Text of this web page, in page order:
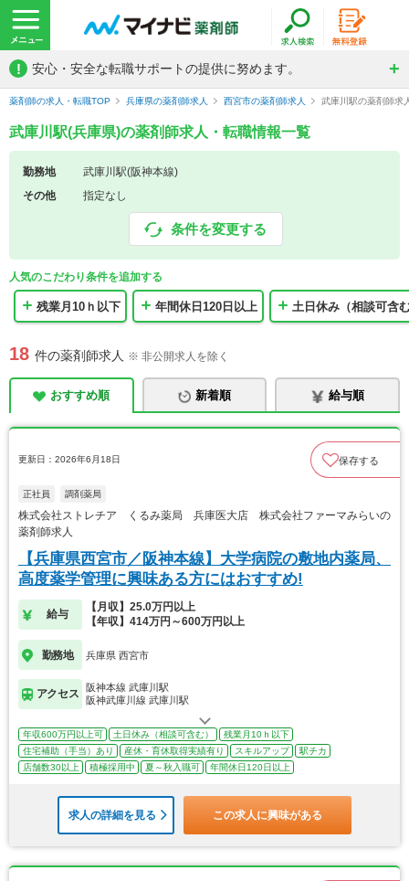
! 安心・安全な転職サポートの提供に努めます。
薬剤師の求人・転職TOP 兵庫県の薬剤師求人 西宮市の薬剤師求人 武庫川駅の薬剤師求
武庫川駅(兵庫県)の薬剤師求人・転職情報一覧
勤務地
武庫川駅(阪神本線)
その他
指定なし
条件を変更する
人気のこだわり条件を追加する
残業月10ｈ以下 年間休日120日以上 土日休み（相談可含
18 件の薬剤師求人 ※ 非公開求人を除く
おすすめ順 新着順 給与順
更新日：2026年6月18日 保存する
正社員 調剤薬局
株式会社ストレチア くるみ薬局 兵庫医大店 株式会社ファーマみらいの
薬剤師求人
【兵庫県西宮市／阪神本線】大学病院の敷地内薬局、
高度薬学管理に興味ある方にはおすすめ!
給与
【月収】25.0万円以上
【年収】414万円～600万円以上
勤務地 兵庫県 西宮市
アクセス
阪神本線 武庫川駅
阪神武庫川線 武庫川駅
年収600万円以上可 土日休み（相談可含む）
残業月10ｈ以下
住宅補助（手当）あり
産休・育休取得実績有り スキルアップ
駅チカ
店舗数30以上
積極採用中 夏～秋入職可 年間休日120日以上
求人の詳細を見る この求人に興味がある